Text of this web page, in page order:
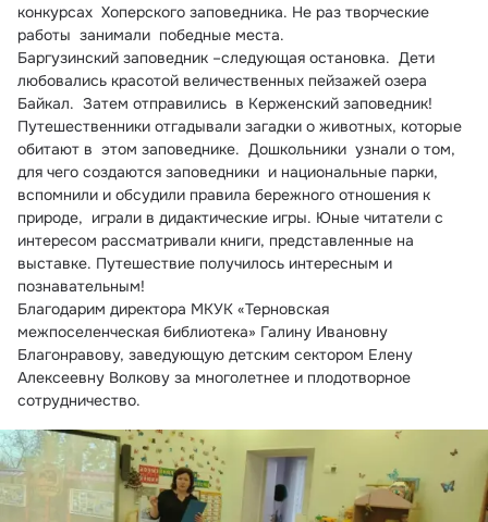
конкурсах  Хоперского заповедника. Не раз творческие
работы  занимали  победные места.
Баргузинский заповедник –следующая остановка.  Дети
любовались красотой величественных пейзажей озера
Байкал.  Затем отправились  в Керженский заповедник!
Путешественники отгадывали загадки о животных, которые
обитают в  этом заповеднике.  Дошкольники  узнали о том,
для чего создаются заповедники  и национальные парки,
вспомнили и обсудили правила бережного отношения к
природе,  играли в дидактические игры. Юные читатели с
интересом рассматривали книги, представленные на
выставке. Путешествие получилось интересным и
познавательным!
Благодарим директора МКУК «Терновская
межпоселенческая библиотека» Галину Ивановну
Благонравову, заведующую детским сектором Елену
Алексеевну Волкову за многолетнее и плодотворное
сотрудничество.